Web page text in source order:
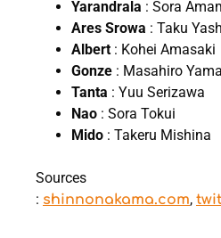
Yarandrala : Sora
Ares Srowa : Taku
Albert : Kohei Amasaki
Gonze : Masahiro
Tanta : Yuu Serizawa
Nao : Sora Tokui
Mido : Takeru Mishina
Sources
: shinnonakama.com,